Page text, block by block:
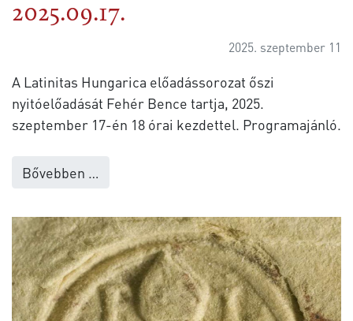
2025.09.17.
2025. szeptember 11
A Latinitas Hungarica előadássorozat őszi
nyitóelőadását Fehér Bence tartja, 2025.
szeptember 17-én 18 órai kezdettel. Programajánló.
Bővebben …